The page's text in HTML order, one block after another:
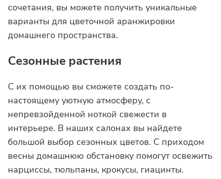
сочетания, вы можете получить уникальные
варианты для цветочной аранжировки
домашнего пространства.
Сезонные растения
С их помощью вы сможете создать по-
настоящему уютную атмосферу, с
непревзойденной ноткой свежести в
интерьере. В наших салонах вы найдете
большой выбор сезонных цветов. С приходом
весны домашнюю обстановку помогут освежить
нарциссы, тюльпаны, крокусы, гиацинты.